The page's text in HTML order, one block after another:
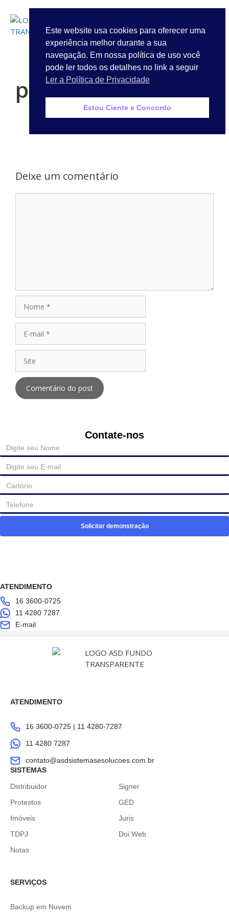
placeholder.png
Deixe um comentário
Contate-nos
Solicitar demonstração
ATENDIMENTO
16 3600-0725
11 4280 7287
E-mail
ATENDIMENTO
16 3600-0725 | 11 4280-7287
11 4280 7287
contato@asdsistemasesolucoes.com.br
SISTEMAS
Distribuidor
Protestos
Imóveis
TDPJ
Notas
Signer
GED
Juris
Doi Web
SERVIÇOS
Backup em Nuvem
Este website usa cookies para oferecer uma
experiência melhor durante a sua
navegação. Em nossa política de uso você
pode ler todos os detalhes no link a seguir
Ler a Política de Privacidade
Estou Ciente e Concordo